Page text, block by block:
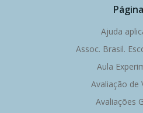
Ajuda
Assoc. Brasil.
Aula
Avaliação de
Avaliações